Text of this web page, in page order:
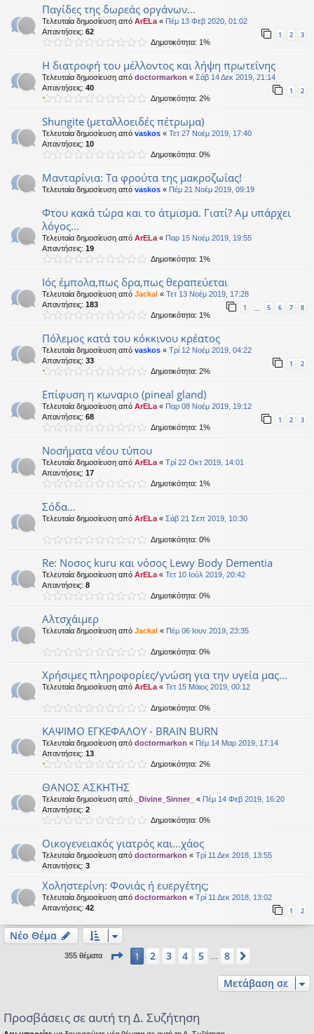
Παγίδες της δωρεάς οργάνων...
Τελευταία δημοσίευση από ArELa « Πέμ 13 Φεβ 2020, 01:02
Απαντήσεις: 62 1 2 3
Δημοτικότητα: 1%
Η διατροφή του μέλλοντος και λήψη πρωτεΐνης
Τελευταία δημοσίευση από doctormarkon « Σάβ 14 Δεκ 2019, 21:14
Απαντήσεις: 40 1 2
Δημοτικότητα: 2%
Shungite (μεταλλοειδές πέτρωμα)
Τελευταία δημοσίευση από vaskos « Τετ 27 Νοέμ 2019, 17:40
Απαντήσεις: 10
Δημοτικότητα: 0%
Μανταρίνια: Τα φρούτα της μακροζωίας!
Τελευταία δημοσίευση από vaskos « Πέμ 21 Νοέμ 2019, 09:19
Φτου κακά τώρα και το άτμισμα. Γιατί? Αμ υπάρχει
λόγος...
Τελευταία δημοσίευση από ArELa « Παρ 15 Νοέμ 2019, 19:55
Απαντήσεις: 19
Δημοτικότητα: 1%
Ιός έμπολα,πως δρα,πως θεραπεύεται
Τελευταία δημοσίευση από Jackal « Τετ 13 Νοέμ 2019, 17:28
Απαντήσεις: 183 1 5 6 7 8
Δημοτικότητα: 1%
Πόλεμος κατά του κόκκινου κρέατος
Τελευταία δημοσίευση από vaskos « Τρί 12 Νοέμ 2019, 04:22
Απαντήσεις: 33 1 2
Δημοτικότητα: 2%
Επίφυση η κωναριο (pineal gland)
Τελευταία δημοσίευση από ArELa « Παρ 08 Νοέμ 2019, 19:12
Απαντήσεις: 68 1 2 3
Δημοτικότητα: 1%
Νοσήματα νέου τύπου
Τελευταία δημοσίευση από ArELa « Τρί 22 Οκτ 2019, 14:01
Απαντήσεις: 17
Δημοτικότητα: 1%
Σόδα...
Τελευταία δημοσίευση από ArELa « Σάβ 21 Σεπ 2019, 10:30
Δημοτικότητα: 0%
Re: Noσος kuru και νόσος Lewy Body Dementia
Τελευταία δημοσίευση από ArELa « Τετ 10 Ιούλ 2019, 20:42
Απαντήσεις: 8
Δημοτικότητα: 0%
Αλτσχάιμερ
Τελευταία δημοσίευση από Jackal « Πέμ 06 Ιουν 2019, 23:35
Δημοτικότητα: 0%
Xρήσιμες πληροφορίες/γνώση για την υγεία μας...
Τελευταία δημοσίευση από ArELa « Τετ 15 Μάιος 2019, 00:12
Δημοτικότητα: 0%
KΑΨΙΜΟ ΕΓΚΕΦΑΛΟΥ - BRAIN BURN
Τελευταία δημοσίευση από doctormarkon « Πέμ 14 Μαρ 2019, 17:14
Απαντήσεις: 13
Δημοτικότητα: 2%
ΘΑΝΟΣ ΑΣΚΗΤΗΣ
Τελευταία δημοσίευση από _Divine_Sinner_ « Πέμ 14 Φεβ 2019, 16:20
Απαντήσεις: 2
Δημοτικότητα: 0%
Οικογενειακός γιατρός και...χάος
Τελευταία δημοσίευση από doctormarkon « Τρί 11 Δεκ 2018, 13:55
Απαντήσεις: 3
Χοληστερίνη: Φονιάς ή ευεργέτης;
Τελευταία δημοσίευση από doctormarkon « Τρί 11 Δεκ 2018, 13:02
Απαντήσεις: 42 1 2
Νέο Θέμα
355 θέματα Σελίδα από
1 2 3 4 5 8
Μετάβαση σε
Προσβάσεις σε αυτή τη Δ. Συζήτηση